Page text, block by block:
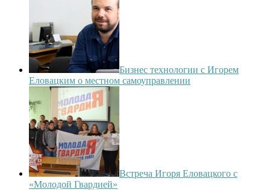
Бизнес технологии с Игорем
Еловацким о местном самоуправлении
Встреча Игоря Еловацкого с
«Молодой Гвардией»